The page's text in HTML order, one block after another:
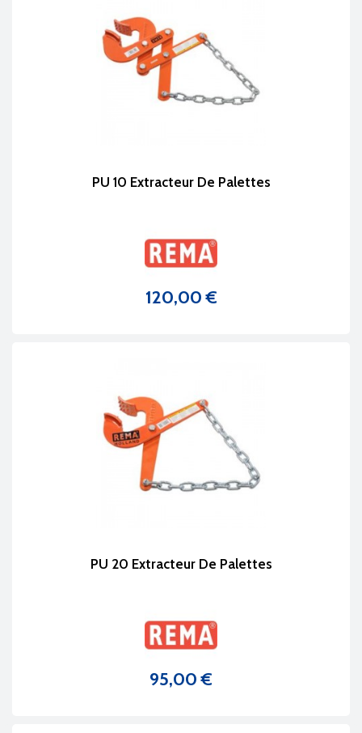
PU 10 Extracteur De Palettes
Prix
120,00 €
PU 20 Extracteur De Palettes
Prix
95,00 €